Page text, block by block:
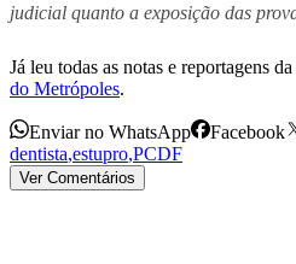
judicial quanto a exposição das
Já leu todas as notas e reportagens
do Metrópoles.
Enviar no WhatsApp Facebook
dentista,estupro,PCDF
Ver Comentários